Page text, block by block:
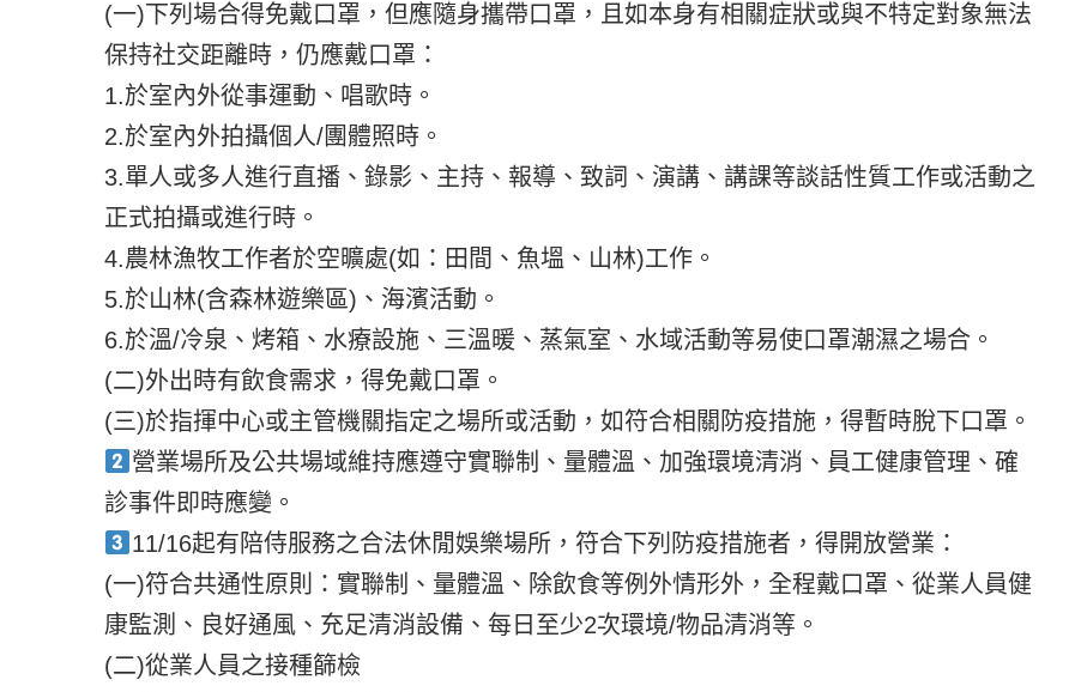
(一)下列場合得免戴口罩，但應隨身攜帶口罩，且如本身有相關症狀或與不特定對象無法
保持社交距離時，仍應戴口罩：
1.於室內外從事運動、唱歌時。
2.於室內外拍攝個人/團體照時。
3.單人或多人進行直播、錄影、主持、報導、致詞、演講、講課等談話性質工作或活動之
正式拍攝或進行時。
4.農林漁牧工作者於空曠處(如：田間、魚塭、山林)工作。
5.於山林(含森林遊樂區)、海濱活動。
6.於溫/冷泉、烤箱、水療設施、三溫暖、蒸氣室、水域活動等易使口罩潮濕之場合。
(二)外出時有飲食需求，得免戴口罩。
(三)於指揮中心或主管機關指定之場所或活動，如符合相關防疫措施，得暫時脫下口罩。
營業場所及公共場域維持應遵守實聯制、量體溫、加強環境清消、員工健康管理、確
診事件即時應變。
11/16起有陪侍服務之合法休閒娛樂場所，符合下列防疫措施者，得開放營業：
(一)符合共通性原則：實聯制、量體溫、除飲食等例外情形外，全程戴口罩、從業人員健
康監測、良好通風、充足清消設備、每日至少2次環境/物品清消等。
(二)從業人員之接種篩檢